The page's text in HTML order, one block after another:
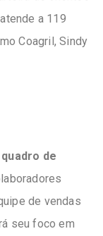
a 119
Coagril, Sindy
quadro de
de vendas
seu foco em